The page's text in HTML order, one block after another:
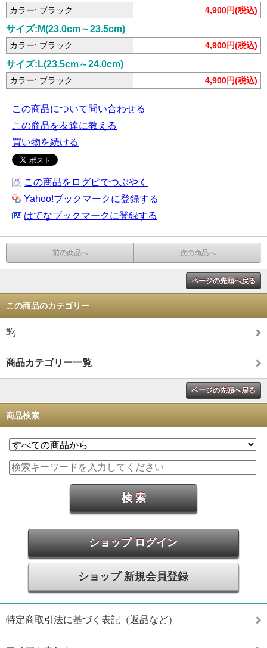
カラー: ブラック 4,900円(税込)
サイズ:M(23.0cm～23.5cm)
カラー: ブラック 4,900円(税込)
サイズ:L(23.5cm～24.0cm)
カラー: ブラック 4,900円(税込)
この商品について問い合わせる
この商品を友達に教える
買い物を続ける
この商品をログピでつぶやく
Yahoo!ブックマークに登録する
はてなブックマークに登録する
前の商品へ 次の商品へ
ページの先頭へ戻る
この商品のカテゴリー
靴
商品カテゴリー一覧
ページの先頭へ戻る
商品検索
ショップ ログイン
ショップ 新規会員登録
特定商取引法に基づく表記（返品など）